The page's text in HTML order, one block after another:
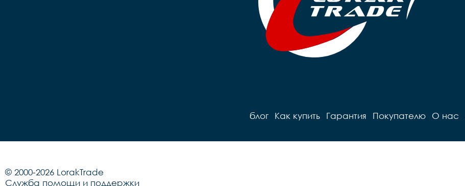
блог Как купить Гарантия Покупателю О нас
© 2000-2026 LorakTrade
Служба помощи и поддержки